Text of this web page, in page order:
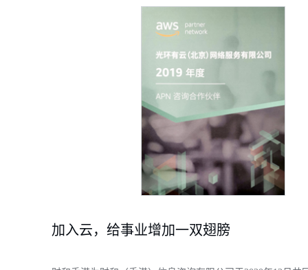
加入云，给事业增加一双翅膀